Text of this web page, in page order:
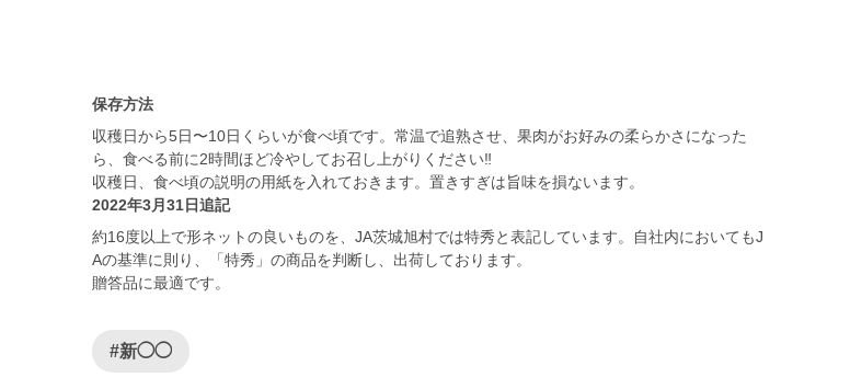
保存方法
収穫日から5日〜10日くらいが食べ頃です。常温で追熟させ、果肉がお好みの柔らかさになった
ら、食べる前に2時間ほど冷やしてお召し上がりください‼️
収穫日、食べ頃の説明の用紙を入れておきます。置きすぎは旨味を損ないます。
2022年3月31日追記
約16度以上で形ネットの良いものを、JA茨城旭村では特秀と表記しています。自社内においてもJ
Aの基準に則り、「特秀」の商品を判断し、出荷しております。
贈答品に最適です。
#新◯◯